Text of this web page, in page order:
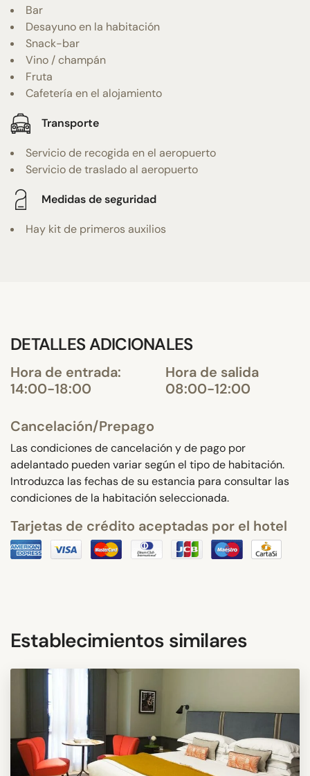
Bar
Desayuno en la habitación
Snack-bar
Vino / champán
Fruta
Cafetería en el alojamiento
Transporte
Servicio de recogida en el aeropuerto
Servicio de traslado al aeropuerto
Medidas de seguridad
Hay kit de primeros auxilios
DETALLES ADICIONALES
Hora de entrada:
14:00-18:00
Hora de salida
08:00-12:00
Cancelación/Prepago
Las condiciones de cancelación y de pago por
adelantado pueden variar según el tipo de habitación.
Introduzca las fechas de su estancia para consultar las
condiciones de la habitación seleccionada.
Tarjetas de crédito aceptadas por el hotel
Establecimientos similares